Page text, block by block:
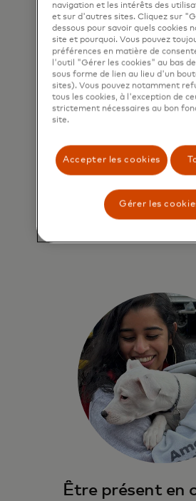
Partage de
Grâce à nos
mondiaux, nous offrons
opportunités de
axées sur la finalité
employés.
Être présent en
navigation et les intérêts des
et sur d'autres sites. Cliquez sur
dessous pour savoir quels cookies
site et pourquoi. Vous pouvez
préférences en matière de
l'outil "Gérer les cookies" au bas
sous forme de lien au lieu d'un
sites). Vous pouvez notamment
tous les cookies, à l'exception de
strictement nécessaires au bon
site.
Accepter les cookies
Gérer les